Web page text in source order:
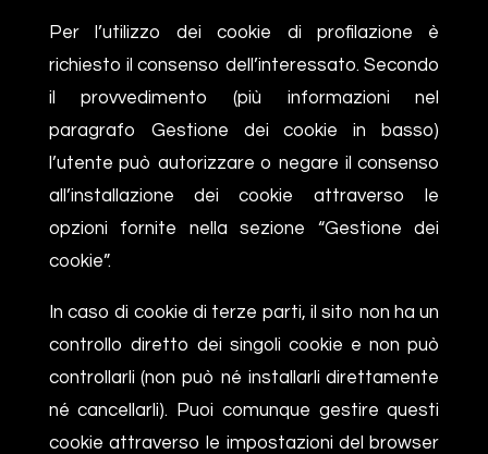
Per l’utilizzo dei cookie di profilazione è
richiesto il consenso dell’interessato. Secondo
il provvedimento (più informazioni nel
paragrafo Gestione dei cookie in basso)
l’utente può autorizzare o negare il consenso
all’installazione dei cookie attraverso le
opzioni fornite nella sezione “Gestione dei
cookie”.
In caso di cookie di terze parti, il sito non ha un
controllo diretto dei singoli cookie e non può
controllarli (non può né installarli direttamente
né cancellarli). Puoi comunque gestire questi
cookie attraverso le impostazioni del browser